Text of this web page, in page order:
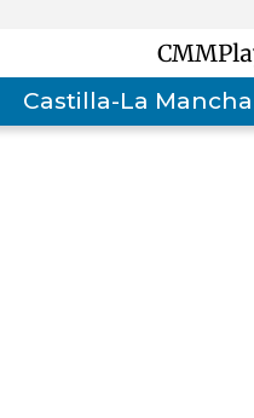
Castilla-La Mancha